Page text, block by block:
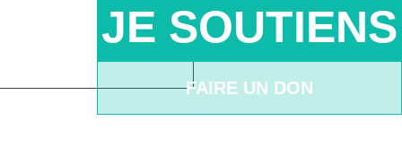
JE SOUTIENS
FAIRE UN DON